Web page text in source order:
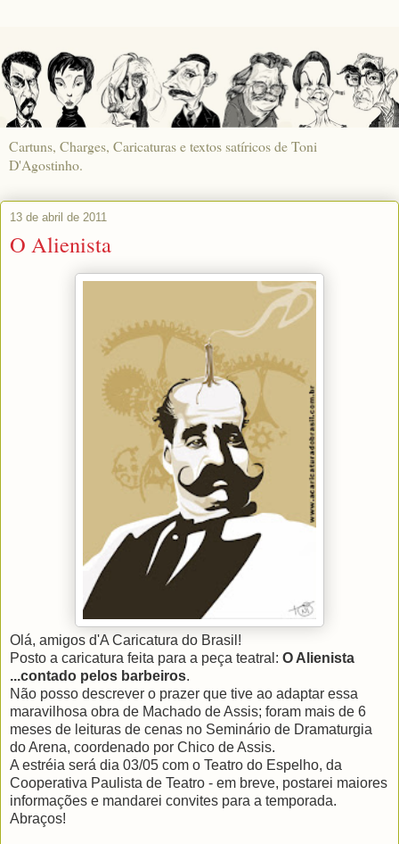
Cartuns, Charges, Caricaturas e textos satíricos de Toni
D'Agostinho.
13 de abril de 2011
O Alienista
Olá, amigos d'A Caricatura do Brasil!
Posto a caricatura feita para a peça teatral: O Alienista
...contado pelos barbeiros.
Não posso descrever o prazer que tive ao adaptar essa
maravilhosa obra de Machado de Assis; foram mais de 6
meses de leituras de cenas no Seminário de Dramaturgia
do Arena, coordenado por Chico de Assis.
A estréia será dia 03/05 com o Teatro do Espelho, da
Cooperativa Paulista de Teatro - em breve, postarei maiores
informações e mandarei convites para a temporada.
Abraços!